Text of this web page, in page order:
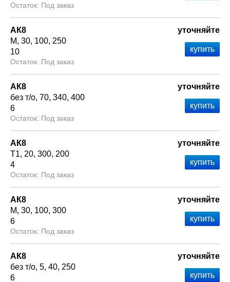
Под заказ
АК8
М 30 100 250
10
Под заказ
уточняйте
АК8
без т/о 70 340 400
6
Под заказ
уточняйте
АК8
Т1 20 300 200
4
Под заказ
уточняйте
АК8
М 30 100 300
6
Под заказ
уточняйте
АК8
без т/о 5 40 250
6
уточняйте